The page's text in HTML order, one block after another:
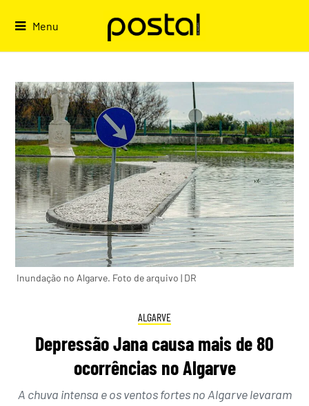
Menu
Inundação no Algarve. Foto de arquivo | DR
ALGARVE
Depressão Jana causa mais de 80
ocorrências no Algarve
A chuva intensa e os ventos fortes no Algarve levaram